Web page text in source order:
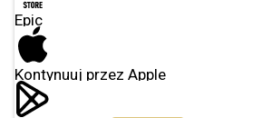
Epic
Kontynuuj przez Apple